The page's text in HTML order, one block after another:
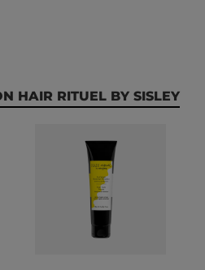
HAIR RITUEL BY SISLEY